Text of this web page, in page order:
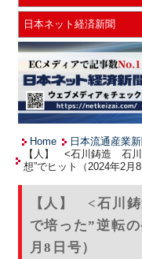
日本ネット経済新聞
Home 日本流通産業
【人】 <石川鋳造 石
想”でヒット（2024年2月8
【人】 <石川
で培った”逆転
月8日号）